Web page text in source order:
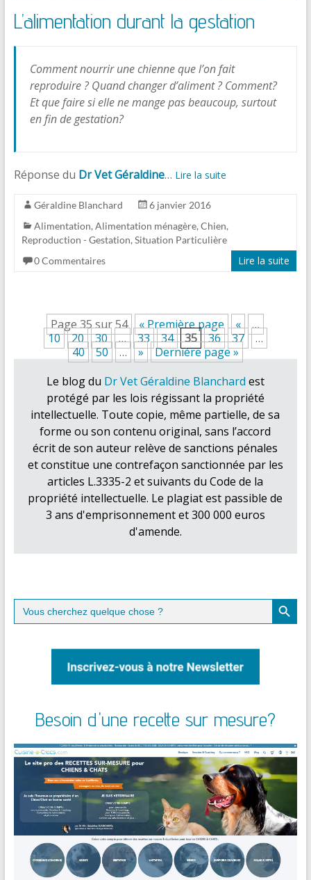
L’alimentation durant la gestation
Comment nourrir une chienne que l’on fait
reproduire ? Quand changer d’aliment ? Comment?
Et que faire si elle ne mange pas beaucoup, surtout
en fin de gestation?
Réponse du Dr Vet Géraldine… Lire la suite
Géraldine Blanchard
6 janvier 2016
Alimentation, Alimentation ménagère, Chien,
Reproduction - Gestation, Situation Particulière
0 Commentaires
Lire la suite
Page 35 sur 54 « Première page «
…
10
20 30 … 33 34 35 36 37
…
40
50 … »
Dernière page »
Le blog du Dr Vet Géraldine Blanchard est
protégé par les lois régissant la propriété
intellectuelle. Toute copie, même partielle, de sa
forme ou son contenu original, sans l’accord
écrit de son auteur relève de sanctions pénales
et constitue une contrefaçon sanctionnée par les
articles L.3335-2 et suivants du Code de la
propriété intellectuelle. Le plagiat est passible de
3 ans d'emprisonnement et 300 000 euros
d'amende.
Search
for:
Search Button
Besoin d'une recette sur mesure?